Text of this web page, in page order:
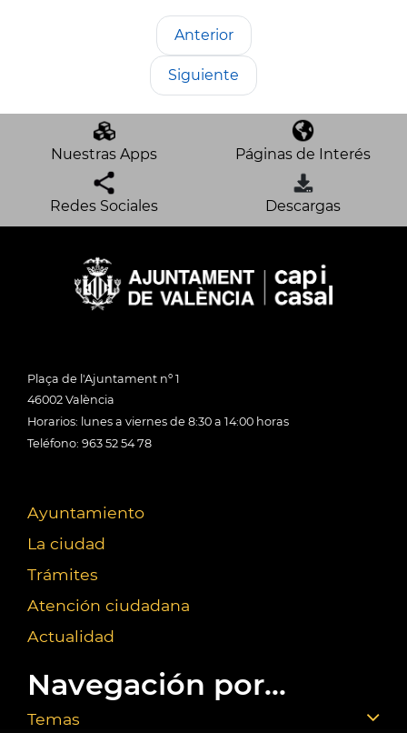
Anterior
Siguiente
Nuestras Apps Páginas de Interés
Redes Sociales Descargas
Plaça de l'Ajuntament nº 1
46002 València
Horarios: lunes a viernes de 8:30 a 14:00 horas
Teléfono: 963 52 54 78
Ayuntamiento
La ciudad
Trámites
Atención ciudadana
Actualidad
Navegación por...
Temas